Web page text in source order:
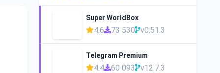
Super WorldBox
4.6 73 530 v0.51.3
Telegram Premium
4.4 60 093 v12.7.3